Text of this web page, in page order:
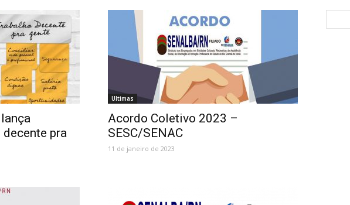
decente pra
Ultimas
Acordo Coletivo 2023 –
SESC/SENAC
11 de janeiro de 2023